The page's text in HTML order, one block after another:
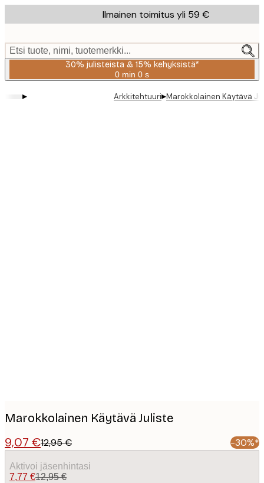
to
content.
Ilmainen toimitus yli 59 €
Etsi tuote, nimi, tuotemerkki...
30% julisteista & 15% kehyksistä*
0 min 0 s
Voimassa
2026-
▸ Arkkitehtuuri▸Marokkolainen Käytävä
Marokkolainen Käytävä Juliste
9,07 €12,95 € -30%*
Aktivoi jäsenhintasi
7,77 €12,95 €